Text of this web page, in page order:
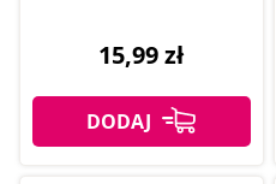
15,99 zł